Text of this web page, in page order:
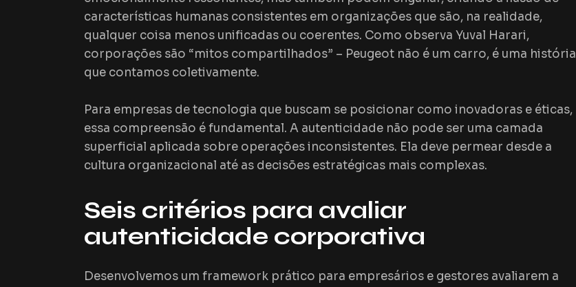
características humanas consistentes em organizações que são, na realidade,
qualquer coisa menos unificadas ou coerentes. Como observa Yuval Harari,
corporações são “mitos compartilhados” – Peugeot não é um carro, é uma história
que contamos coletivamente.
Para empresas de tecnologia que buscam se posicionar como inovadoras e éticas,
essa compreensão é fundamental. A autenticidade não pode ser uma camada
superficial aplicada sobre operações inconsistentes. Ela deve permear desde a
cultura organizacional até as decisões estratégicas mais complexas.
Seis critérios para avaliar
autenticidade corporativa
Desenvolvemos um framework prático para empresários e gestores avaliarem a